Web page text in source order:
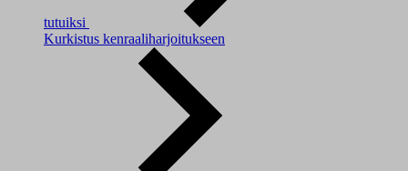
tutuiksi
Kurkistus kenraaliharjoitukseen